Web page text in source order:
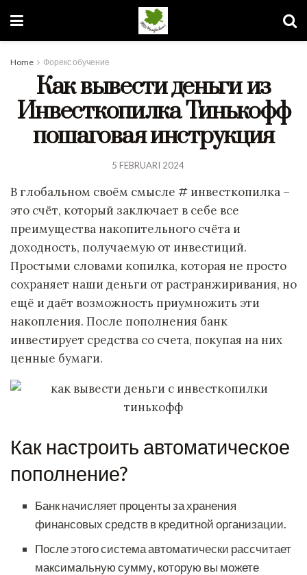
Home Форекс обучение
Как вывести деньги из
Инвесткопилка Тинькофф
пошаговая инструкция
5 FEBRUARI 2024
В глобальном своём смысле # инвесткопилка –
это счёт, который заключает в себе все
преимущества накопительного счёта и
доходность, получаемую от инвестиций.
Простыми словами копилка, которая не просто
сохраняет наши деньги от растранжиривания, но
ещё и даёт возможность приумножить эти
накопления. После пополнения банк
инвестирует средства со счета, покупая на них
ценные бумаги.
Как настроить автоматическое
пополнение?
Банк начисляет проценты за хранения
финансовых средств в кредитной организации.
После этого система автоматически рассчитает
максимальную сумму, которую вы можете